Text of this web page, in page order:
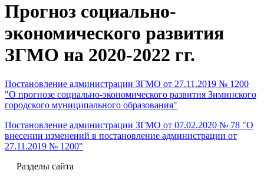
Прогноз социально-
экономического развития
ЗГМО на 2020-2022 гг.
Постановление администрации ЗГМО от 27.11.2019 № 1200
"О прогнозе социально-экономического развития Зиминского
городского муниципального образования"
Постановление администрации ЗГМО от 07.02.2020 № 78 "О
внесении изменений в постановление администрации от
27.11.2019 № 1200"
Разделы сайта